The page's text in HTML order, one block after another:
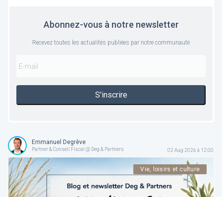
Abonnez-vous à notre newsletter
Recevez toutes les actualités publiées par notre communauté
S'inscrire
Emmanuel Degrève
Partner & Conseil Fiscal @ Deg & Partners 02 Aug 2026 à 12:00
Vie, loisirs et culture